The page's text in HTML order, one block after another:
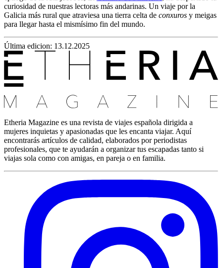
curiosidad de nuestras lectoras más andarinas. Un viaje por la
Galicia más rural que atraviesa una tierra celta de conxuros y meigas
para llegar hasta el mismísimo fin del mundo.
Última edicion: 13.12.2025
Etheria Magazine es una revista de viajes española dirigida a
mujeres inquietas y apasionadas que les encanta viajar. Aquí
encontrarás artículos de calidad, elaborados por periodistas
profesionales, que te ayudarán a organizar tus escapadas tanto si
viajas sola como con amigas, en pareja o en familia.